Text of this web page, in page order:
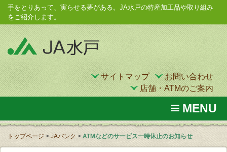
手をとりあって、実らせる夢がある。JA水戸の特産加工品や取り組み
をご紹介します。
お問い合わせ
サイトマップ
店舗・ATMのご案内
MENU
トップページ > JAバンク > ATMなどのサービス一時休止のお知らせ